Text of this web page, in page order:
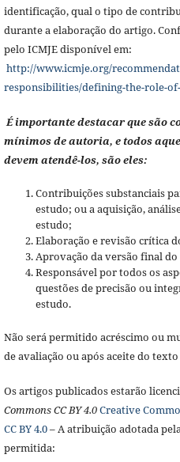
identificação, qual o tipo de
durante a elaboração do artigo.
pelo ICMJE disponível em:
http://www.icmje.org/
responsibilities/defining-the-role-
É importante destacar que são
mínimos de autoria, e todos
devem atendê-los, são eles:
Contribuições substanciais
estudo; ou a aquisição,
estudo;
Elaboração e revisão crítica
Aprovação da versão final
Responsável por todos os
questões de precisão ou
estudo.
Não será permitido acréscimo ou
de avaliação ou após aceite do
Os artigos publicados estarão
Commons CC BY 4.0Creative
CC BY 4.0– A atribuição adotada
permitida: